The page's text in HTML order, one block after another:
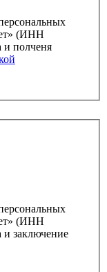
(ИНН
(ИНН